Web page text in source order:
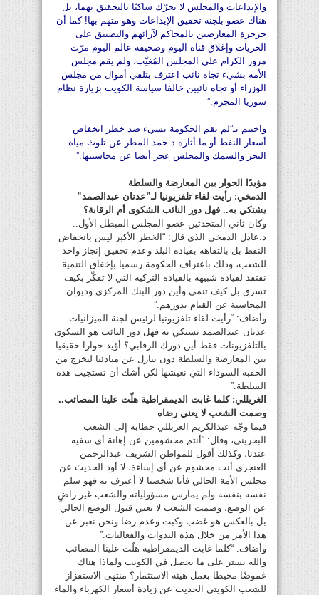
والإيداعات والمجلس لا يحرّك ساكنًا بالتحقيق بهما، بل
هناك عضو بلجنة تحقيق الإيداعات وهو متهم بها! كما أن
جرجرة المعارضين بالمحاكم لآرائهم والتضييق على
الحريات وإغلاق قناة اليوم وصحيفة عالم اليوم مرّت
مرور الكرام على المجلس المُغيّب، ولم يقم مجلس
الأمة بشيء تجاه نائب اعترف بتلقي أموال من مجلس
الوزراء أو تجاه نائبين خالفا سياسة الكويت بزيارة نظام
سوريا المجرم.”
واختتم بـ”لم تقم الحكومة بشيء ضد خطر انخفاض
أسعار النفط أو ما أثاره د.حمد المطر عن تلوث مياه
البحر والسمك والمجلس عجز أيضا عن محاسبتها.”
مؤيدًا الحوار بين المعارضة والسلطة
الدمخي: رأيت لقاء تلفزيونيا لـ”عدنان عبدالصمد”
يشتكي به.. فهل دور النائب الشكوى أم الرقابة؟
وكان ثاني المتحدثين عضو المجلس المبطل الأول..
د.عادل الدمخي الذي قال: “الخطر الأكبر ليس بانخفاض
النفط بل بالتفاهة بقيادة البلد وعدم تحقيق إنجاز واحد
للشعب، وذلك باعتراف الحكومة رسميا بإخفاق التنمية
نفتقد لقيادة شبيهة بالقيادة التركية التي لا تفكّر بكيف
تسرق بل كيف تنمي وأين دور البنك المركزي وديوان
المحاسبة عن القيام بدورهم.”
وأضاف: “رأيت لقاء تلفزيونيا لرئيس لجنة الميزانيات
عدنان عبدالصمد يشتكي به فهل دور النائب هو الشكوى
بالتلفزيونات فقط أين دورك الرقابي؟ أؤيد حوارا حقيقيا
بين المعارضة والسلطة دون تنازل عن مبادئنا لنخرج من
الحقبة السوداء التي نعيشها لكن أشك أن تستجيب هذه
السلطة.”
الغربللي: كلما غابت الديمقراطية هلّت علينا المصائب..
وصمت الشعب لا يعني رضاه
فيما وجّه عبدالكريم الغربللي خطابه إلى الشعب
البحريني، وقال: “أنتم محشومين عن إهانة أي سفيه
عندنا، وكذلك أقول للمواطن الشريف عبدالرحمن
العنجري أنت محشوم عن أي إساءة، لا أود الحديث عن
مجلس الأمة الحالي فأنا شخصيا لا أعترف به فهو سلم
نفسه بنفسه ولم يمارس مسؤولياته والشعب غير راضٍ
عن الوضع، وصمت الشعب لا يعني قبول الوضع الحالي
بل بالعكس هو غضب وكبت وعدم رضا ونحن نعبر عن
هذا الأمر من خلال هذه الندوات والفعاليات.”
وأضاف: “كلما غابت الديمقراطية هلّت علينا المصائب
والله يستر على ما يحصل في الكويت ولماذا هناك
غموضًا محيطا بعمل هيئة الاستثمار؟ منتهى الاستفزاز
للشعب الكويتي الحديث عن زيادة أسعار الكهرباء والماء